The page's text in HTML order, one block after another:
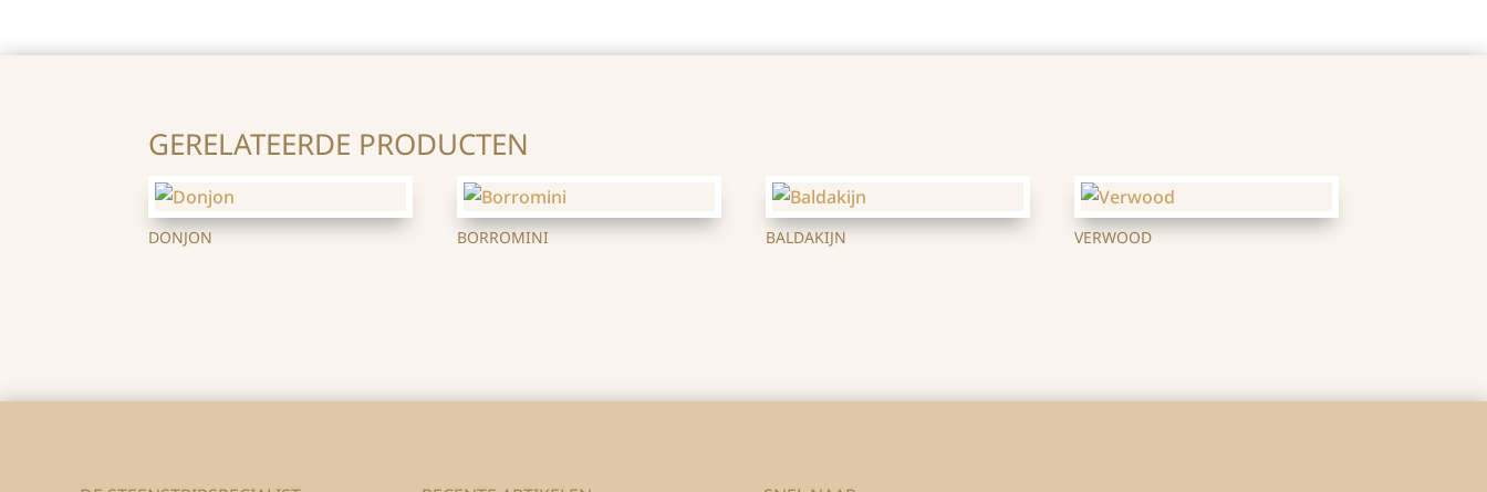
GERELATEERDE PRODUCTEN
DONJON BORROMINI BALDAKIJN VERWOOD